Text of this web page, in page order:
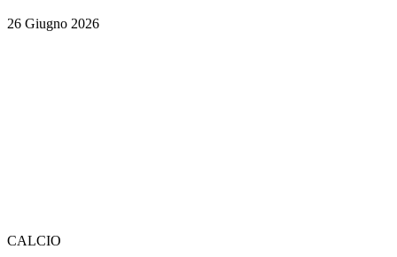
26 Giugno 2026
CALCIO